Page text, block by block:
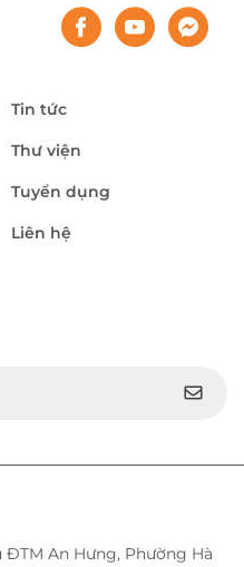
Tin tức
Thư viện
Tuyển dụng
Liên hệ
ĐTM An Hưng, Phường Hà